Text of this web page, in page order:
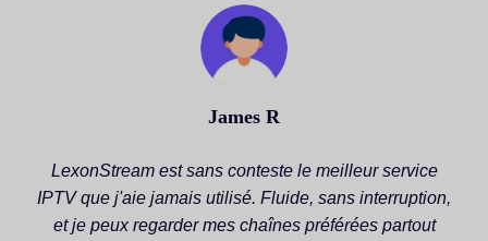
James R
LexonStream est sans conteste le meilleur service
IPTV que j'aie jamais utilisé. Fluide, sans interruption,
et je peux regarder mes chaînes préférées partout